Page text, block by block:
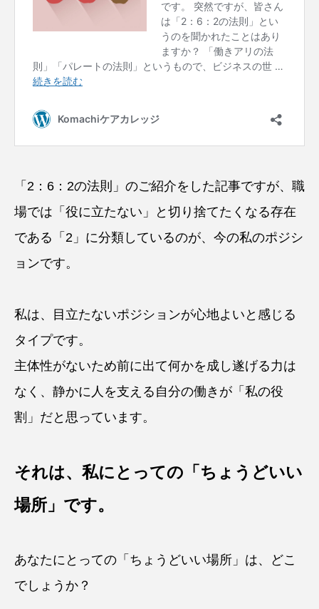
「2：6：2の法則」のご紹介をした記事ですが、職
場では「役に立たない」と切り捨てたくなる存在
である「2」に分類しているのが、今の私のポジシ
ョンです。
私は、目立たないポジションが心地よいと感じる
タイプです。
主体性がないため前に出て何かを成し遂げる力は
なく、静かに人を支える自分の働きが「私の役
割」だと思っています。
それは、私にとっての「ちょうどいい
場所」です。
あなたにとっての「ちょうどいい場所」は、どこ
でしょうか？